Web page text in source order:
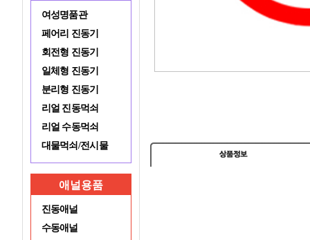
여성명품관
페어리 진동기
회전형 진동기
일체형 진동기
분리형 진동기
리얼 진동먹쇠
리얼 수동먹쇠
대물먹쇠/전시물
애널용품
진동애널
수동애널